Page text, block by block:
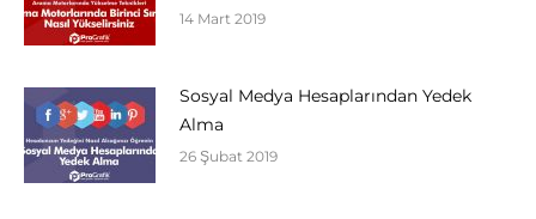
14 Mart 2019
Sosyal Medya Hesaplarından Yedek
Alma
26 Şubat 2019